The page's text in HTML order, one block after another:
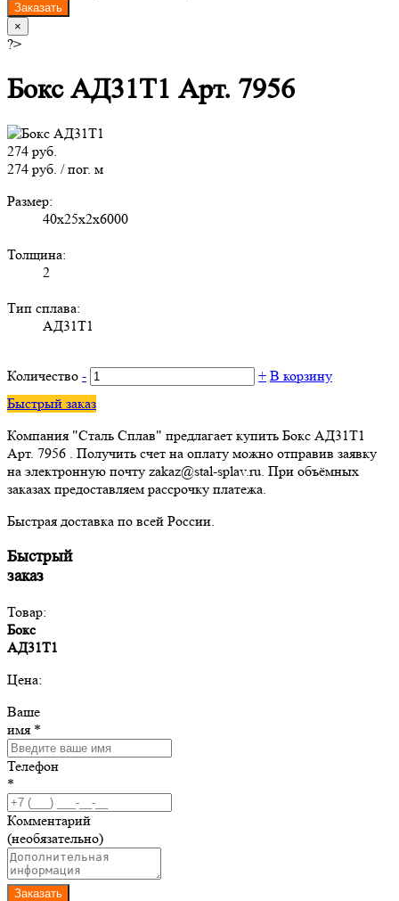
Заказать
×
?>
Бокс АД31Т1 Арт. 7956
274 руб.
274 руб. / пог. м
Размер:
40х25х2х6000
Толщина:
2
Тип сплава:
АД31Т1
Количество - + В корзину
Быстрый заказ
Компания "Сталь Сплав" предлагает купить Бокс АД31Т1
Арт. 7956 . Получить счет на оплату можно отправив заявку
на электронную почту zakaz@stal-splav.ru. При объёмных
заказах предоставляем рассрочку платежа.
Быстрая доставка по всей России.
Быстрый
заказ
Товар:
Бокс
АД31Т1
Цена:
Ваше
имя *
Телефон
*
Комментарий
(необязательно)
Заказать